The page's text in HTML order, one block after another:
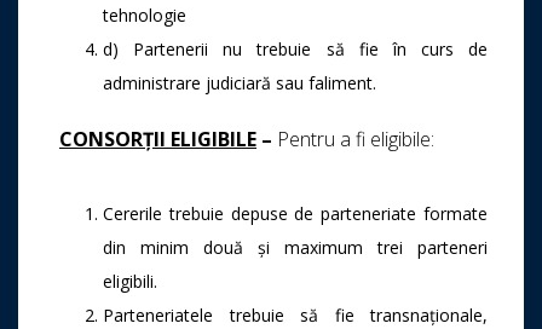
tehnologie
d) Partenerii nu trebuie să fie în curs de
administrare judiciară sau faliment.
CONSORȚII ELIGIBILE – Pentru a fi eligibile:
Cererile trebuie depuse de parteneriate formate
din minim două și maximum trei parteneri
eligibili.
Parteneriatele trebuie să fie transnaționale,